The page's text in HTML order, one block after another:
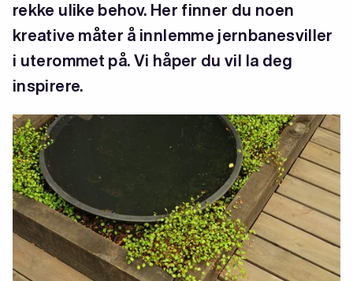
rekke ulike behov. Her finner du noen
kreative måter å innlemme jernbanesviller
i uterommet på. Vi håper du vil la deg
inspirere.